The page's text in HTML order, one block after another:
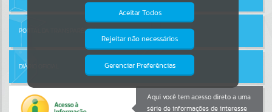
Por favor, aguarde...
PÁGINAS
PORTAL DA TRANSPARÊNCIA
DIÁRIO OFICIAL
Aqui você tem acesso direto a uma
série de informações de interesse
Aceitar Todos
Rejeitar não necessários
Gerenciar Preferências
Isto significa que diversos recursos
providenciados poderão não estar